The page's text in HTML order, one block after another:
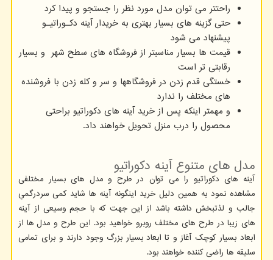
راحتتر می توان مدل مورد نظر را جستجو و پیدا کرد
حتی گزینه های بسیار بهتری به خریدار آینه دکـوراتیـو
پیشنهاد می شود
قیمت ها بسیار مناسبتر از فروشگاه های سطح شهر و بسیار
رقابتی تر است
خستگی قدم زدن در فروشگاهها و سر و کله زدن با فروشنده
های مختلف را ندارد
و مهمتر اینکه پس از خرید آینه های دکوراتیو براحتی
محصول را درب منزل تحویل خواهند داد.
مدل های متنوع آینه دکوراتیو
آینه های دکوراتیو را می توان در طرح و مدل های بسیار مختلفی
مشاهده نمود به همین دلیل خرید اینگونه آینه ها شاید کمی سردرگمیِ
جالب و لذتبخش داشته باشد از این جهت که با حجم وسیعی از آینه
های زیبا در طرح های مختلف روبرو خواهید بود. این طرح و مدل ها از
ابعاد بسیار کوچک آغاز و تا ابعاد بسیار بزرگ وجود دارند و برای تمامی
سلیقه ها راضی کننده خواهند بود.